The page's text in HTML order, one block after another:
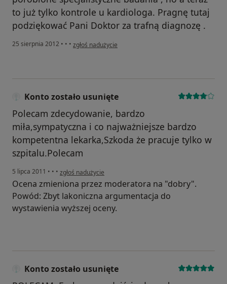
to już tylko kontrole u kardiologa. Pragnę tutaj
podziękować Pani Doktor za trafną diagnozę .
25 sierpnia 2012 • • • w opinii użytkownika Konto zostało usunięte
zgłoś nadużycie
Konto zostało usunięte
Polecam zdecydowanie, bardzo
miła,sympatyczna i co najważniejsze bardzo
kompetentna lekarka,Szkoda że pracuje tylko w
szpitalu.Polecam
5 lipca 2011 • • • w opinii użytkownika Konto zostało usunięte
zgłoś nadużycie
Ocena zmieniona przez moderatora na "dobry".
Powód: Zbyt lakoniczna argumentacja do
wystawienia wyższej oceny.
Konto zostało usunięte